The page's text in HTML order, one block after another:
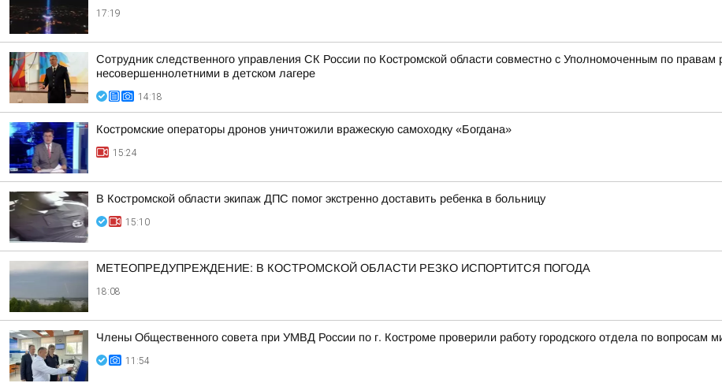
17:19
Сотрудник следственного управления СК России по Костромской области совместно с Уполномоченным по правам
несовершеннолетними в детском лагере
14:18
Костромские операторы дронов уничтожили вражескую самоходку «Богдана»
15:24
В Костромской области экипаж ДПС помог экстренно доставить ребенка в больницу
15:10
МЕТЕОПРЕДУПРЕЖДЕНИЕ: В КОСТРОМСКОЙ ОБЛАСТИ РЕЗКО ИСПОРТИТСЯ ПОГОДА
18:08
Члены Общественного совета при УМВД России по г. Костроме проверили работу городского отдела по вопросам
11:54